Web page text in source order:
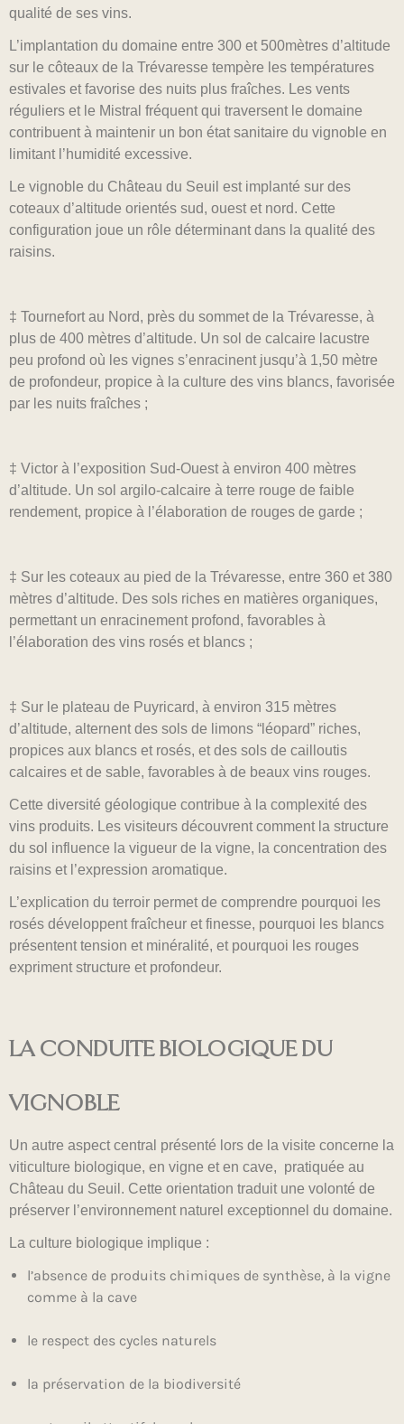
qualité de ses vins.
L’implantation du domaine entre 300 et 500mètres d’altitude
sur le côteaux de la Trévaresse tempère les températures
estivales et favorise des nuits plus fraîches. Les vents
réguliers et le Mistral fréquent qui traversent le domaine
contribuent à maintenir un bon état sanitaire du vignoble en
limitant l’humidité excessive.
Le vignoble du Château du Seuil est implanté sur des
coteaux d’altitude orientés sud, ouest et nord. Cette
configuration joue un rôle déterminant dans la qualité des
raisins.
‡ Tournefort au Nord, près du sommet de la Trévaresse, à
plus de 400 mètres d’altitude. Un sol de calcaire lacustre
peu profond où les vignes s’enracinent jusqu’à 1,50 mètre
de profondeur, propice à la culture des vins blancs, favorisée
par les nuits fraîches ;
‡ Victor à l’exposition Sud-Ouest à environ 400 mètres
d’altitude. Un sol argilo-calcaire à terre rouge de faible
rendement, propice à l’élaboration de rouges de garde ;
‡ Sur les coteaux au pied de la Trévaresse, entre 360 et 380
mètres d’altitude. Des sols riches en matières organiques,
permettant un enracinement profond, favorables à
l’élaboration des vins rosés et blancs ;
‡ Sur le plateau de Puyricard, à environ 315 mètres
d’altitude, alternent des sols de limons “léopard” riches,
propices aux blancs et rosés, et des sols de cailloutis
calcaires et de sable, favorables à de beaux vins rouges.
Cette diversité géologique contribue à la complexité des
vins produits. Les visiteurs découvrent comment la structure
du sol influence la vigueur de la vigne, la concentration des
raisins et l’expression aromatique.
L’explication du terroir permet de comprendre pourquoi les
rosés développent fraîcheur et finesse, pourquoi les blancs
présentent tension et minéralité, et pourquoi les rouges
expriment structure et profondeur.
LA CONDUITE BIOLOGIQUE DU
VIGNOBLE
Un autre aspect central présenté lors de la visite concerne la
viticulture biologique, en vigne et en cave, pratiquée au
Château du Seuil. Cette orientation traduit une volonté de
préserver l’environnement naturel exceptionnel du domaine.
La culture biologique implique :
l’absence de produits chimiques de synthèse, à la vigne
comme à la cave
le respect des cycles naturels
la préservation de la biodiversité